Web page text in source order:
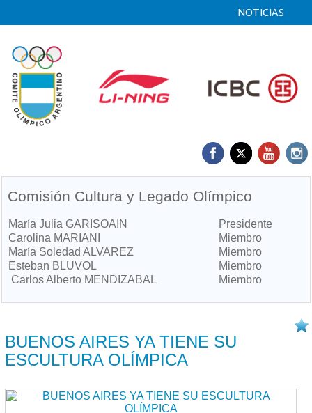
NOTICIAS
Comisión Cultura y Legado Olímpico
María Julia GARISOAIN
Presidente
Carolina MARIANI
Miembro
María Soledad ALVAREZ
Miembro
Esteban BLUVOL
Miembro
Carlos Alberto MENDIZABAL
Miembro
BUENOS AIRES YA TIENE SU
ESCULTURA OLÍMPICA